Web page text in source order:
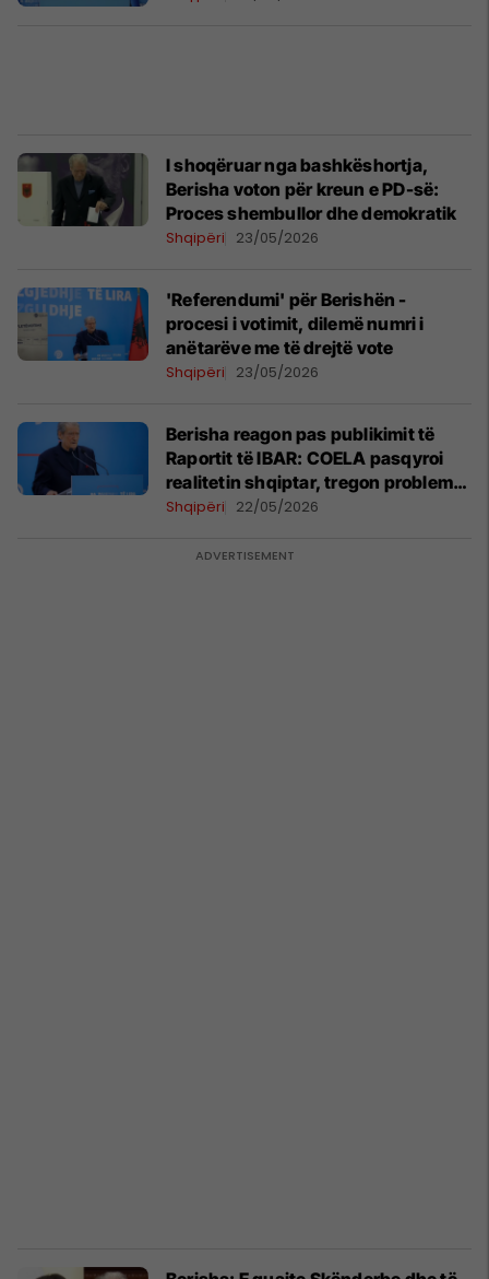
I shoqëruar nga bashkëshortja,
Berisha voton për kreun e PD-së:
Proces shembullor dhe demokratik
Shqipëri 23/05/2026
'Referendumi' për Berishën -
procesi i votimit, dilemë numri i
anëtarëve me të drejtë vote
Shqipëri 23/05/2026
Berisha reagon pas publikimit të
Raportit të IBAR: COELA pasqyroi
realitetin shqiptar, tregon problemet
e qeverisjes
Shqipëri 22/05/2026